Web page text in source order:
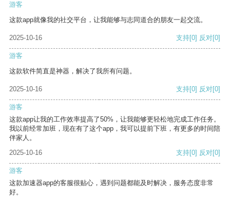
游客
这款app就像我的社交平台，让我能够与志同道合的朋友一起交流。
2025-10-16 支持[0] 反对[0]
游客
这款软件简直是神器，解决了我所有问题。
2025-10-16 支持[0] 反对[0]
游客
这款app让我的工作效率提高了50%，让我能够更轻松地完成工作任务。
我以前经常加班，现在有了这个app，我可以提前下班，有更多的时间陪
伴家人。
2025-10-16
支持[0] 反对[0]
游客
这款加速器app的客服很贴心，遇到问题都能及时解决，服务态度非常
好。